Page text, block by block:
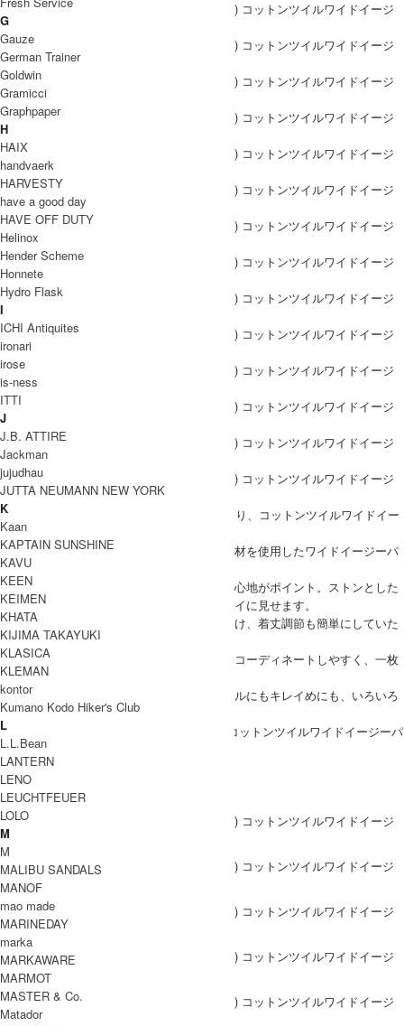
style + confort(スティールエコンフォール)より、コットンツイルワイドイー
ジーパンツが到着です。
程よいハリ、風合いのあるコットンツイル素材を使用したワイドイージーパ
ンツ。
しっかりと深めの股上で、安心感のある穿き心地がポイント。ストンとした
ワイドなシルエットは、タテのラインをキレイに見せます。
ウエスト部分はゴムになっているので楽に穿け、着丈調節も簡単にしていた
だけます。
シンプルなデザインに程よいボリューム感でコーディネートしやすく、一枚
で幅広く活躍します。
足元はパンプスに、スニーカーに、カジュアルにもキレイめにも、いろいろ
な着こなしをお楽しみいただけます。
style + confort(スティールエコンフォール) コットンツイルワイドイージーパ
ンツ
COODINATE
G
Gauze
German Trainer
Goldwin
Gramicci
Graphpaper
H
HAIX
handvaerk
HARVESTY
have a good day
HAVE OFF DUTY
Helinox
Hender Scheme
Honnete
Hydro Flask
I
ICHI Antiquites
ironari
irose
is-ness
ITTI
J
J.B. ATTIRE
Jackman
jujudhau
JUTTA NEUMANN NEW YORK
K
Kaan
KAPTAIN SUNSHINE
KAVU
KEEN
KEIMEN
KHATA
KIJIMA TAKAYUKI
KLASICA
KLEMAN
kontor
Kumano Kodo Hiker's Club
L
L.L.Bean
LANTERN
LENO
LEUCHTFEUER
LOLO
M
M
MALIBU SANDALS
MANOF
mao made
MARINEDAY
marka
MARKAWARE
MARMOT
MASTER & Co.
Matador